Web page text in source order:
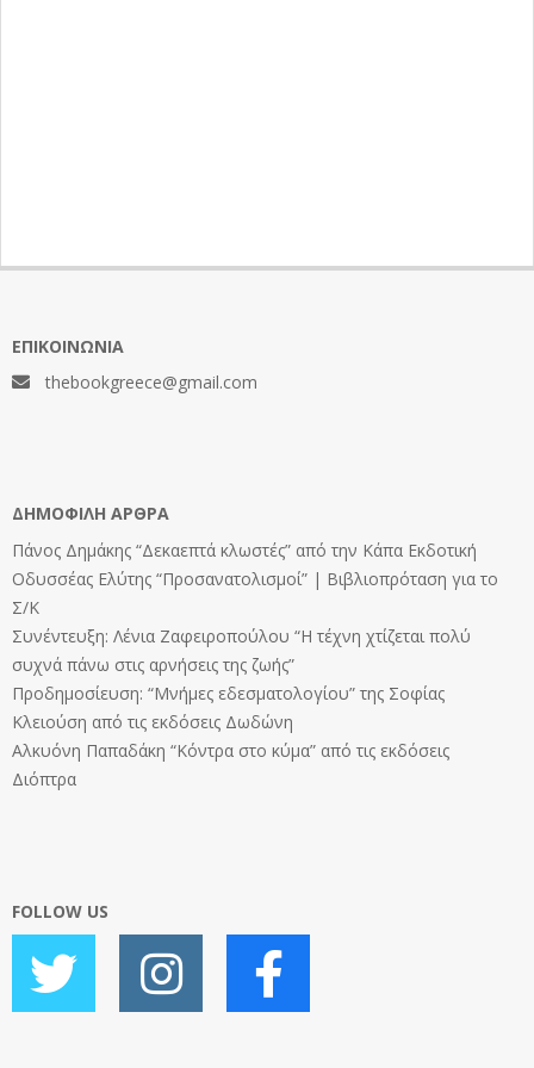
ΕΠΙΚΟΙΝΩΝΊΑ
thebookgreece@gmail.com
ΔΗΜΟΦΙΛΉ ΆΡΘΡΑ
Πάνος Δημάκης “Δεκαεπτά κλωστές” από την Κάπα Εκδοτική
Οδυσσέας Ελύτης “Προσανατολισμοί” | Βιβλιοπρόταση για το
Σ/Κ
Συνέντευξη: Λένια Ζαφειροπούλου “Η τέχνη χτίζεται πολύ
συχνά πάνω στις αρνήσεις της ζωής”
Προδημοσίευση: “Μνήμες εδεσματολογίου” της Σοφίας
Κλειούση από τις εκδόσεις Δωδώνη
Αλκυόνη Παπαδάκη “Κόντρα στο κύμα” από τις εκδόσεις
Διόπτρα
FOLLOW US